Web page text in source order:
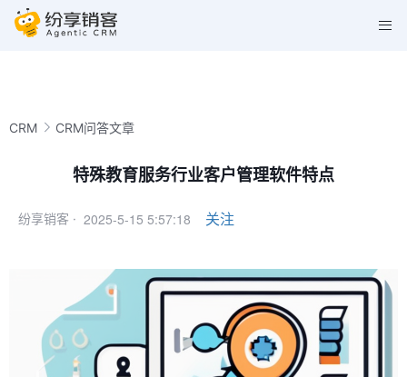
CRM CRM问答文章
特殊教育服务行业客户管理软件特点
纷享销客 · 2025-5-15 5:57:18 关注